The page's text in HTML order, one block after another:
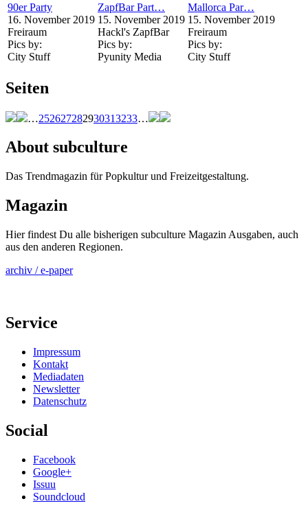
90er Party
16. November 2019
Freiraum
Pics by:
City Stuff
ZapfBar Part…
15. November 2019
Hackl's ZapfBar
Pics by:
Pyunity Media
Mallorca Par…
15. November 2019
Freiraum
Pics by:
City Stuff
Seiten
…252627282930313233…
About subculture
Das Trendmagazin für Popkultur und Freizeitgestaltung.
Magazin
Hier findest Du alle bisherigen subculture Magazin Ausgaben, auch
aus den anderen Regionen.
archiv / e-paper
Service
Impressum
Kontakt
Mediadaten
Newsletter
Datenschutz
Social
Facebook
Google+
Issuu
Soundcloud